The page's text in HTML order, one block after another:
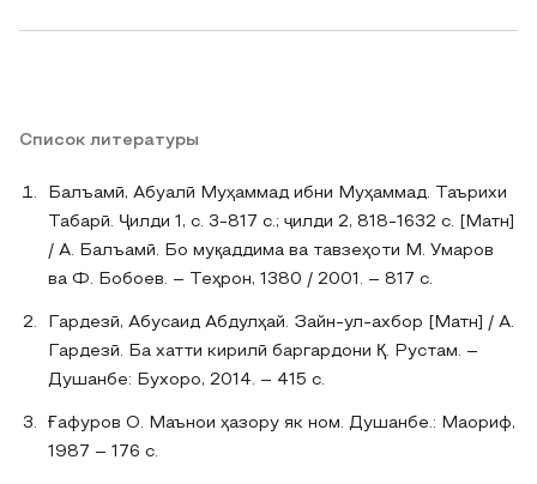
Список литературы
Балъамӣ, Абуалӣ Муҳаммад ибни Муҳаммад. Таърихи
Табарӣ. Ҷилди 1, с. 3-817 с.; ҷилди 2, 818-1632 с. [Матн]
/ А. Балъамӣ. Бо муқаддима ва тавзеҳоти М. Умаров
ва Ф. Бобоев. – Теҳрон, 1380 / 2001. – 817 с.
Гардезӣ, Абусаид Абдулҳай. Зайн-ул-ахбор [Матн] / А.
Гардезӣ. Ба хатти кирилӣ баргардони Қ. Рустам. –
Душанбе: Бухоро, 2014. – 415 с.
Ғафуров О. Маънои ҳазору як ном. Душанбе.: Маориф,
1987 – 176 с.